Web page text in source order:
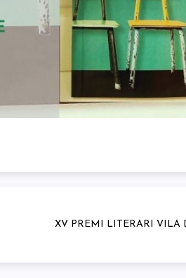
XV PREMI LITERARI VILA